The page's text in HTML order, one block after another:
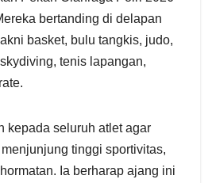
bertanding di delapan
basket, bulu tangkis, judo,
tenis lapangan,
kepada seluruh atlet agar
tinggi sportivitas,
Ia berharap ajang ini